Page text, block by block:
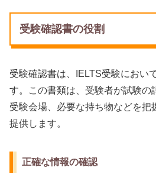
受験確認書の役割
受験確認書は、IELTS受験におい
す。この書類は、受験者が試験の
受験会場、必要な持ち物などを把
提供します。
正確な情報の確認